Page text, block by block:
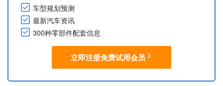
车型规划预测
最新汽车资讯
300种零部件配套信息
立即注册免费试用会员